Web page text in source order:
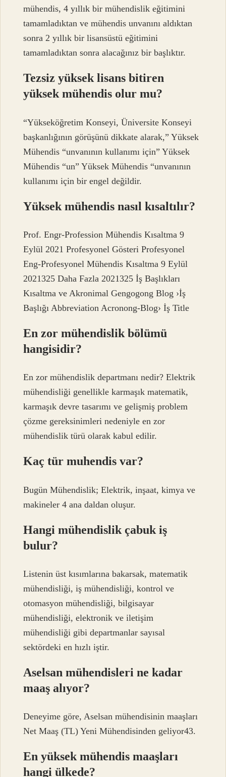
mühendis, 4 yıllık bir mühendislik eğitimini
tamamladıktan ve mühendis unvanını aldıktan
sonra 2 yıllık bir lisansüstü eğitimini
tamamladıktan sonra alacağınız bir başlıktır.
Tezsiz yüksek lisans bitiren
yüksek mühendis olur mu?
“Yükseköğretim Konseyi, Üniversite Konseyi
başkanlığının görüşünü dikkate alarak,” Yüksek
Mühendis “unvanının kullanımı için” Yüksek
Mühendis “un” Yüksek Mühendis “unvanının
kullanımı için bir engel değildir.
Yüksek mühendis nasıl kısaltılır?
Prof. Engr-Profession Mühendis Kısaltma 9
Eylül 2021 Profesyonel Gösteri Profesyonel
Eng-Profesyonel Mühendis Kısaltma 9 Eylül
2021325 Daha Fazla 2021325 İş Başlıkları
Kısaltma ve Akronimal Gengogong Blog ›İş
Başlığı Abbreviation Acronong-Blog› İş Title
En zor mühendislik bölümü
hangisidir?
En zor mühendislik departmanı nedir? Elektrik
mühendisliği genellikle karmaşık matematik,
karmaşık devre tasarımı ve gelişmiş problem
çözme gereksinimleri nedeniyle en zor
mühendislik türü olarak kabul edilir.
Kaç tür muhendis var?
Bugün Mühendislik; Elektrik, inşaat, kimya ve
makineler 4 ana daldan oluşur.
Hangi mühendislik çabuk iş
bulur?
Listenin üst kısımlarına bakarsak, matematik
mühendisliği, iş mühendisliği, kontrol ve
otomasyon mühendisliği, bilgisayar
mühendisliği, elektronik ve iletişim
mühendisliği gibi departmanlar sayısal
sektördeki en hızlı iştir.
Aselsan mühendisleri ne kadar
maaş alıyor?
Deneyime göre, Aselsan mühendisinin maaşları
Net Maaş (TL) Yeni Mühendisinden geliyor43.
En yüksek mühendis maaşları
hangi ülkede?